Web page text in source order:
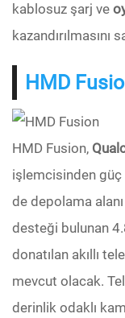
kablosuz şarj ve
kazandırılmasını
HMD
HMD Fusion,
işlemcisinden güç
de depolama
desteği bulunan
donatılan akıllı
mevcut olacak.
derinlik odaklı